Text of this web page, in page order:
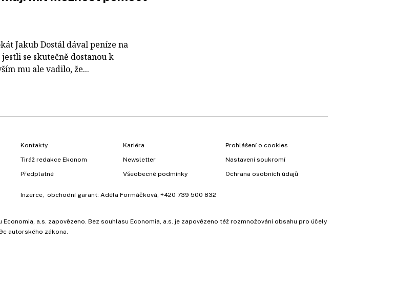
Jakub Dostál dával peníze na
se skutečně dostanou k
mu ale vadilo, že...
Kontakty
Tiráž redakce Ekonom
Předplatné
Kariéra
Newsletter
Všeobecné podmínky
Prohlášení o cookies
Nastavení soukromí
Ochrana osobních údajů
Inzerce , obchodní garant: Adéla Formáčková +420 739 500 832
a.s. zapovězeno. Bez souhlasu Economia, a.s. je zapovězeno též rozmnožování obsahu pro účely
autorského zákona.